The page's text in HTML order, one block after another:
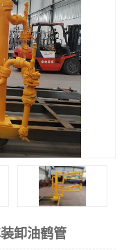
卸油鹤管